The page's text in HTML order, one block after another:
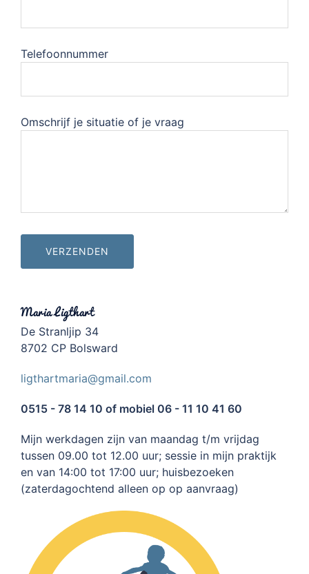
Telefoonnummer
Omschrijf je situatie of je vraag
Maria Ligthart
De Stranljip 34
8702 CP Bolsward
ligthartmaria@gmail.com
0515 - 78 14 10 of mobiel 06 - 11 10 41 60
Mijn werkdagen zijn van maandag t/m vrijdag
tussen 09.00 tot 12.00 uur; sessie in mijn praktijk
en van 14:00 tot 17:00 uur; huisbezoeken
(zaterdagochtend alleen op op aanvraag)